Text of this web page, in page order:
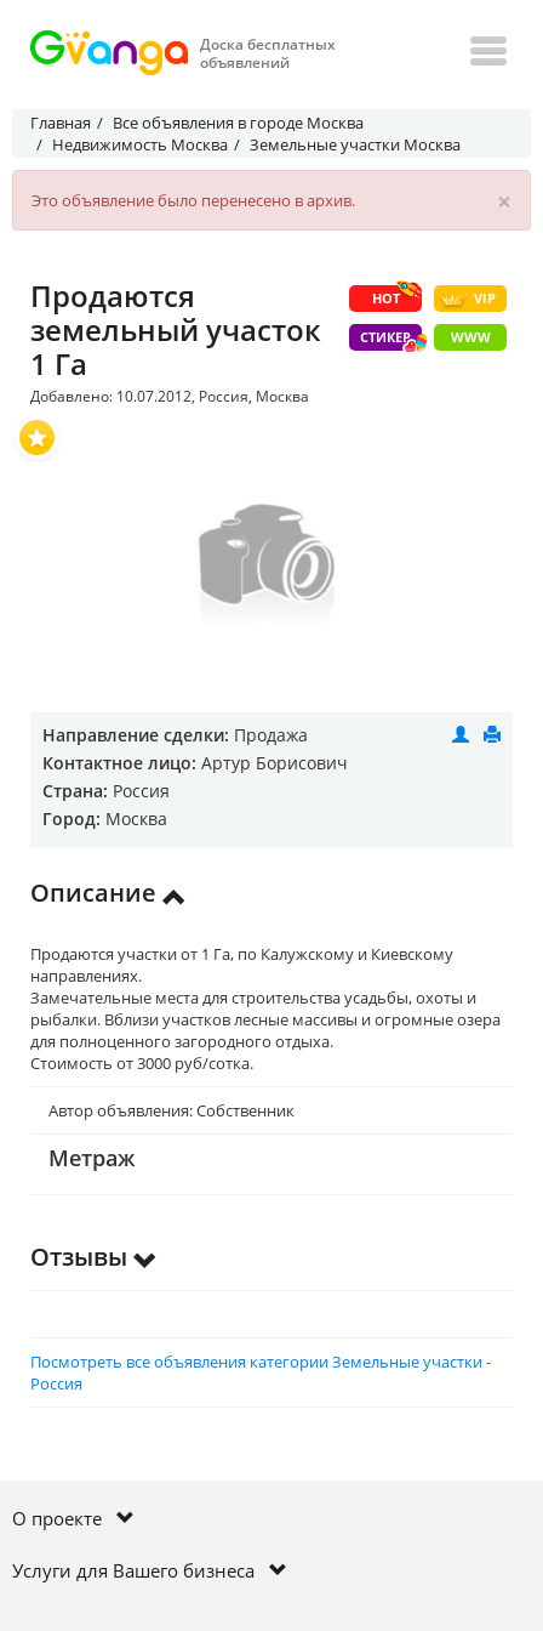
Доска бесплатных
объявлений
Главная
Все объявления в городе Москва
Недвижимость Москва
Земельные участки Москва
×
Это объявление было перенесено в архив.
HOT VIP
СТИКЕР WWW
Продаются
земельный участок
1 Га
Добавлено: 10.07.2012, Россия, Москва
Направление сделки: Продажа
Контактное лицо: Артур Борисович
Страна: Россия
Город: Москва
Описание
Продаются участки от 1 Га, по Калужскому и Киевскому
направлениях.
Замечательные места для строительства усадьбы, охоты и
рыбалки. Вблизи участков лесные массивы и огромные озера
для полноценного загородного отдыха.
Стоимость от 3000 руб/сотка.
Автор объявления: Собственник
Метраж
Отзывы
Посмотреть все объявления категории Земельные участки -
Россия
О проекте
Услуги для Вашего бизнеса